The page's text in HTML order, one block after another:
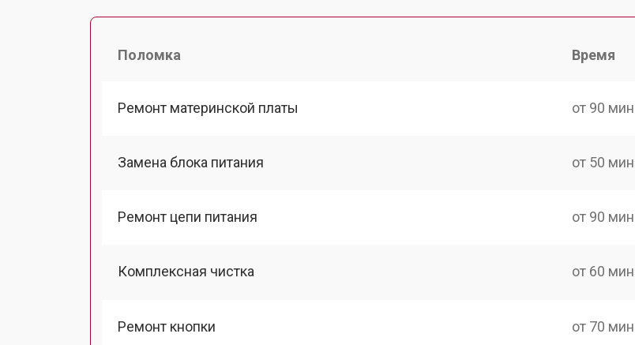
Поломка Время
Ремонт материнской платы от 90 мин
Замена блока питания от 50 мин
Ремонт цепи питания от 90 мин
Комплексная чистка от 60 мин
Ремонт кнопки от 70 мин